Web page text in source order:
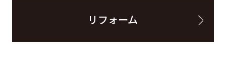
リフォーム